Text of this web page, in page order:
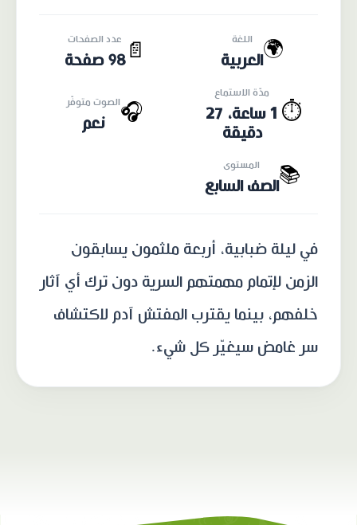
🌍 اللغة
العربية 📄
عدد الصفحات
98 صفحة
⏱️
مدّة الاستماع
1 ساعة، 27
دقيقة
🎧الصوت متوفّر
نعم
📚 المستوى
الصف السابع
في ليلة ضبابية، أربعة ملثمون يسابقون
الزمن لإتمام مهمتهم السرية دون ترك أي آثار
خلفهم، بينما يقترب المفتش آدم لاكتشاف
سر غامض سيغيّر كل شيء.